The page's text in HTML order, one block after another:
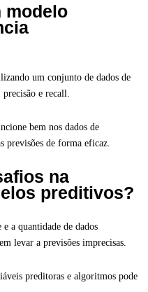
modelo
um conjunto de dados de
e recall.
bem nos dados de
previsões de forma eficaz.
na
preditivos?
a quantidade de dados
levar a previsões imprecisas.
preditoras e algoritmos pode